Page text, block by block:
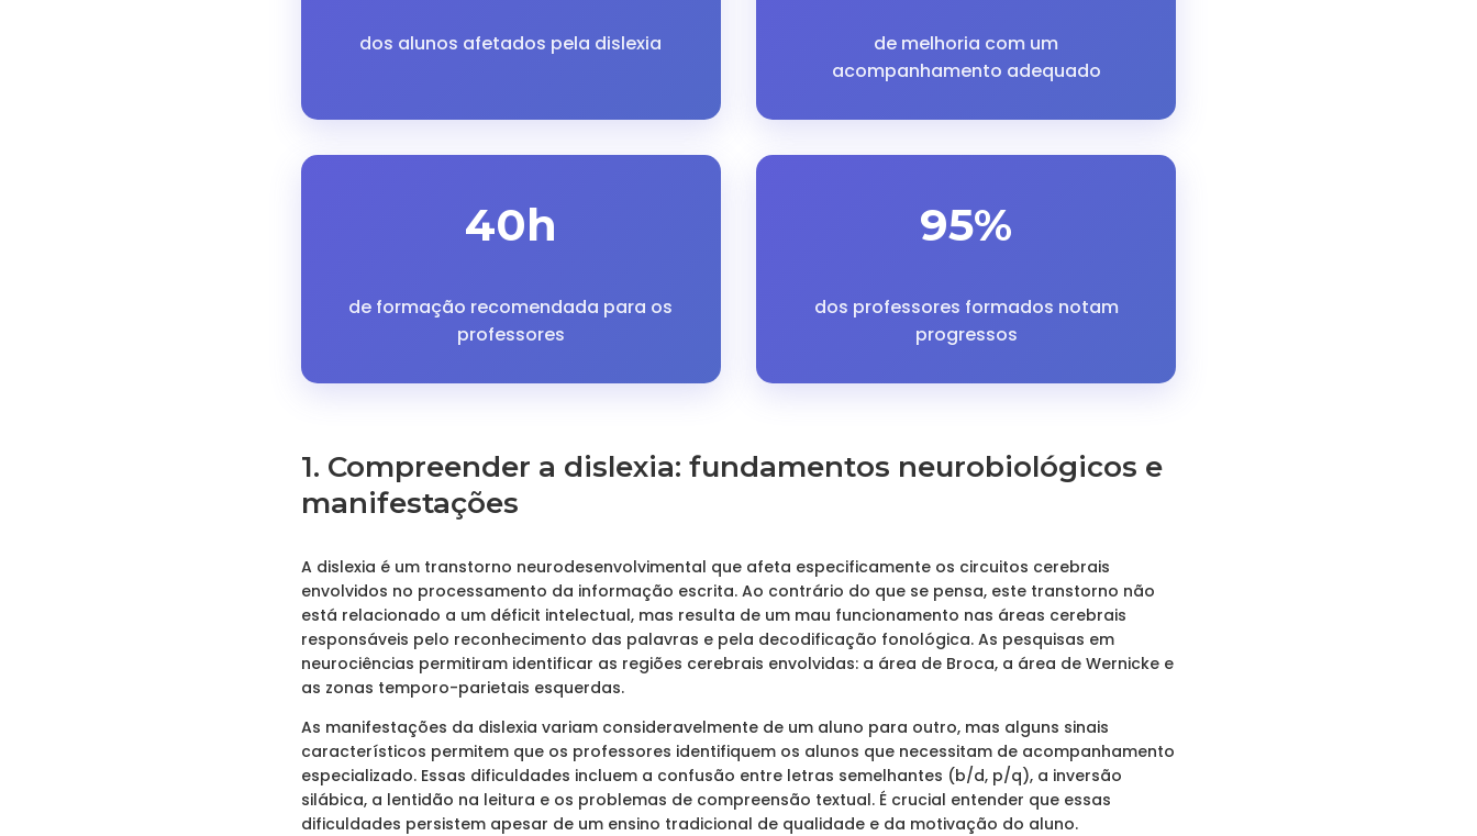
dos alunos afetados pela dislexia
de melhoria com um
acompanhamento adequado
40h
de formação recomendada para os
professores
95%
dos professores formados notam
progressos
1. Compreender a dislexia: fundamentos neurobiológicos e
manifestações
A dislexia é um transtorno neurodesenvolvimental que afeta especificamente os circuitos cerebrais
envolvidos no processamento da informação escrita. Ao contrário do que se pensa, este transtorno não
está relacionado a um déficit intelectual, mas resulta de um mau funcionamento nas áreas cerebrais
responsáveis pelo reconhecimento das palavras e pela decodificação fonológica. As pesquisas em
neurociências permitiram identificar as regiões cerebrais envolvidas: a área de Broca, a área de Wernicke e
as zonas temporo-parietais esquerdas.
As manifestações da dislexia variam consideravelmente de um aluno para outro, mas alguns sinais
característicos permitem que os professores identifiquem os alunos que necessitam de acompanhamento
especializado. Essas dificuldades incluem a confusão entre letras semelhantes (b/d, p/q), a inversão
silábica, a lentidão na leitura e os problemas de compreensão textual. É crucial entender que essas
dificuldades persistem apesar de um ensino tradicional de qualidade e da motivação do aluno.